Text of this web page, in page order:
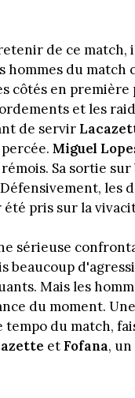
de ce match,
hommes du
côtés en
et les
de servir
Miguel
Sa sortie
les
pris sur la
sérieuse
beaucoup
Mais les
du moment.
du match,
etFofana,